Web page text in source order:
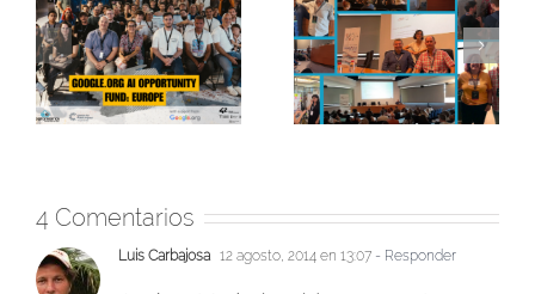
Así hemos vivido la
Escuela de Verano
sobre IA y Educación
de CSIC AIHub y
Fundación La Caixa
Oportunidad para
probar y validar un
nuevo juego serio
narrativo sobre
pensamiento
computacional
4 Comentarios
Luis Carbajosa 12 agosto, 2014 en 13:07 - Responder